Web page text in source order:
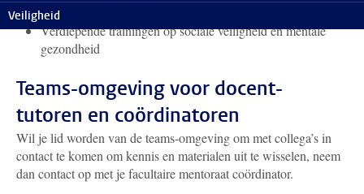
VeiligheidDocent-tutor training (twee uur lang, kosteloos)
Verdiepende trainingen op sociale veiligheid en mentale
gezondheid
Teams-omgeving voor docent-
tutoren en coördinatoren
Wil je lid worden van de teams-omgeving om met collega’s in
contact te komen om kennis en materialen uit te wisselen, neem
dan contact op met je facultaire mentoraat coördinator.